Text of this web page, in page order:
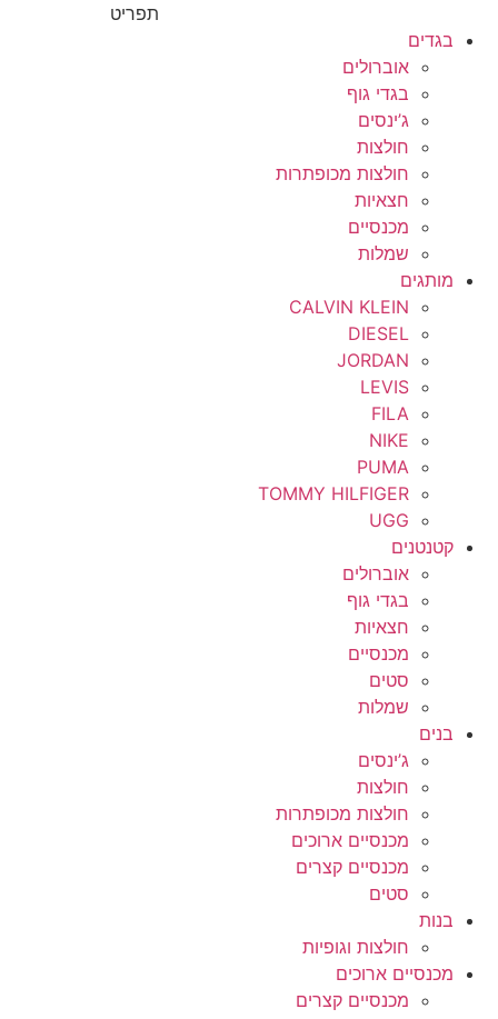
תפריט
בגדים
אוברולים
בגדי גוף
ג’ינסים
חולצות
חולצות מכופתרות
חצאיות
מכנסיים
שמלות
מותגים
CALVIN KLEIN
DIESEL
JORDAN
LEVIS
FILA
NIKE
PUMA
TOMMY HILFIGER
UGG
קטנטנים
אוברולים
בגדי גוף
חצאיות
מכנסיים
סטים
שמלות
בנים
ג’ינסים
חולצות
חולצות מכופתרות
מכנסיים ארוכים
מכנסיים קצרים
סטים
בנות
חולצות וגופיות
מכנסיים ארוכים
מכנסיים קצרים